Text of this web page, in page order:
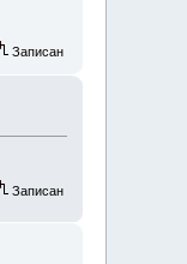
Записан
Записан